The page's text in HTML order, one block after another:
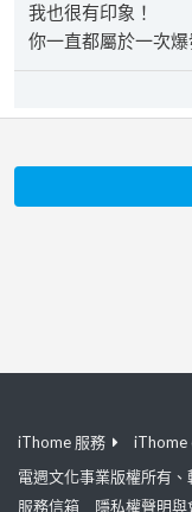
我也很有印象！
你一直都屬於一次
iThome 服務 iThome
電週文化事業版權所有
服務信箱
隱私權聲明